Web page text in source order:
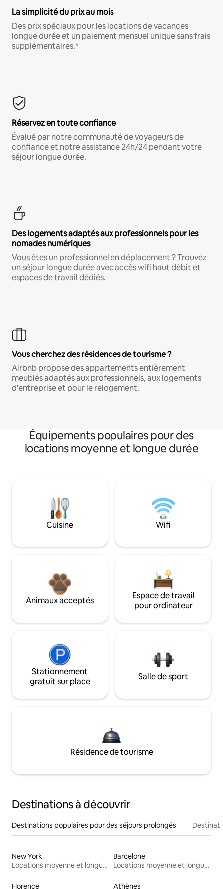
La simplicité du prix au mois
Des prix spéciaux pour les locations de vacances
longue durée et un paiement mensuel unique sans frais
supplémentaires.*
Réservez en toute confiance
Évalué par notre communauté de voyageurs de
confiance et notre assistance 24h/24 pendant votre
séjour longue durée.
Des logements adaptés aux professionnels pour les
nomades numériques
Vous êtes un professionnel en déplacement ? Trouvez
un séjour longue durée avec accès wifi haut débit et
espaces de travail dédiés.
Vous cherchez des résidences de tourisme ?
Airbnb propose des appartements entièrement
meublés adaptés aux professionnels, aux logements
d'entreprise et pour le relogement.
Équipements populaires pour des
locations moyenne et longue durée
Cuisine Wifi
Animaux acceptés
Espace de travail
pour ordinateur
Stationnement
gratuit sur place
Salle de sport
Résidence de tourisme
Destinations à découvrir
Destinations populaires pour des séjours prolongés
New York
Locations moyenne et longue durée
Barcelone
Locations moyenne et longue durée
Florence Athènes